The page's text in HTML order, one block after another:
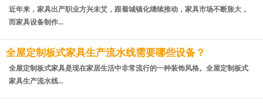
近年来，家具出产职业方兴未艾，跟着城镇化继续推动，家具市场不断胀大，
而家具设备制作...
全屋定制板式家具生产流水线需要哪些设备？
全屋定制板式家具是现在家居生活中非常流行的一种装饰风格。全屋定制板式
家具生产流水线...